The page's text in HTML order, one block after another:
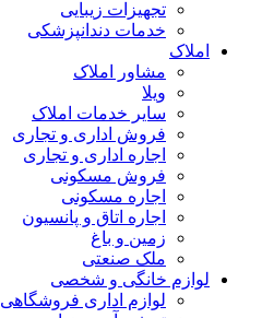
تجهیزات زیبایی
خدمات دندانپزشکی
املاک
مشاور املاک
ویلا
سایر خدمات املاک
فروش اداری و تجاری
اجاره اداری و تجاری
فروش مسکونی
اجاره مسکونی
اجاره اتاق و پانسیون
زمین و باغ
ملک صنعتی
لوازم خانگی و شخصی
لوازم اداری فروشگاهی